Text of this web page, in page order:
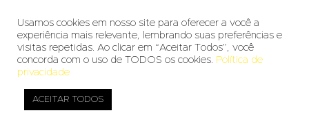
Usamos cookies em nosso site para oferecer a você a
experiência mais relevante, lembrando suas preferências e
visitas repetidas. Ao clicar em “Aceitar Todos”, você
concorda com o uso de TODOS os cookies. Política de
privacidade
ACEITAR TODOS